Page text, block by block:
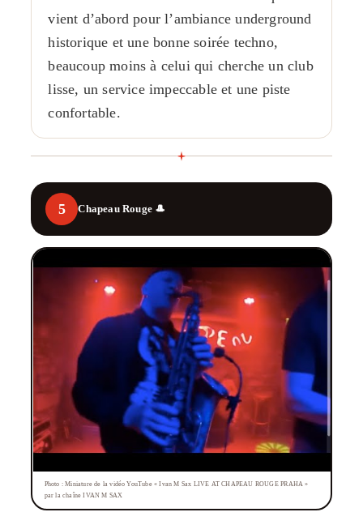
vient d’abord pour l’ambiance underground
historique et une bonne soirée techno,
beaucoup moins à celui qui cherche un club
lisse, un service impeccable et une piste
confortable.
5 Chapeau Rouge 🎩
Photo : Miniature de la vidéo YouTube « Ivan M Sax LIVE AT CHAPEAU ROUGE PRAHA »
par la chaîne IVAN M SAX